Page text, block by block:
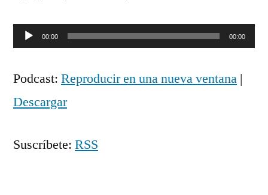
Reproductor
audio
00:00 00:00
Podcast: Reproducir en una nueva ventana |
Descargar
Suscríbete: RSS